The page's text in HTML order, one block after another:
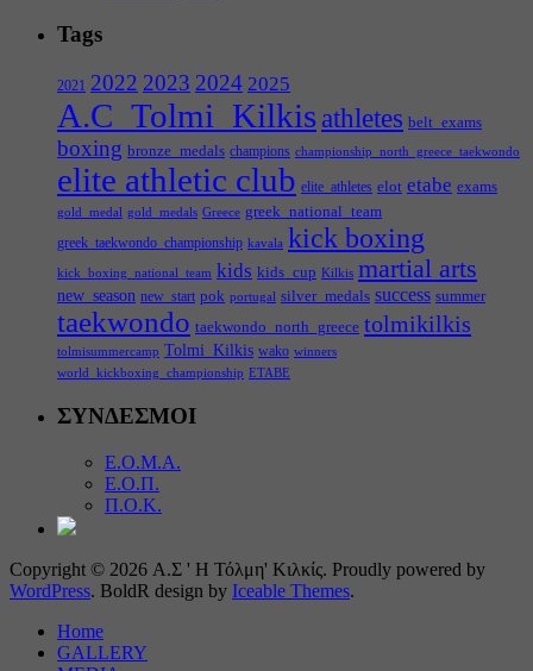
Tags
2021 2022 2023 2024 2025
A.C_Tolmi_Kilkis athletes belt_exams
boxing bronze_medals champions championship_north_greece_taekwondo
elite athletic club elite_athletes elot etabe exams
gold_medal gold_medals Greece greek_national_team
greek_taekwondo_championship kavala kick boxing
kick_boxing_national_team kids kids_cup Kilkis martial arts
new_season new_start pok portugal silver_medals success summer
taekwondo taekwondo_north_greece tolmikilkis
tolmisummercamp Tolmi_Kilkis wako winners
world_kickboxing_championship ΕΤΑΒΕ
ΣΥΝΔΕΣΜΟΙ
Ε.Ο.Μ.Α.
Ε.Ο.Π.
Π.Ο.Κ.
Copyright © 2026 Α.Σ ' Η Τόλμη' Κιλκίς. Proudly powered by
WordPress. BoldR design by Iceable Themes.
Home
GALLERY